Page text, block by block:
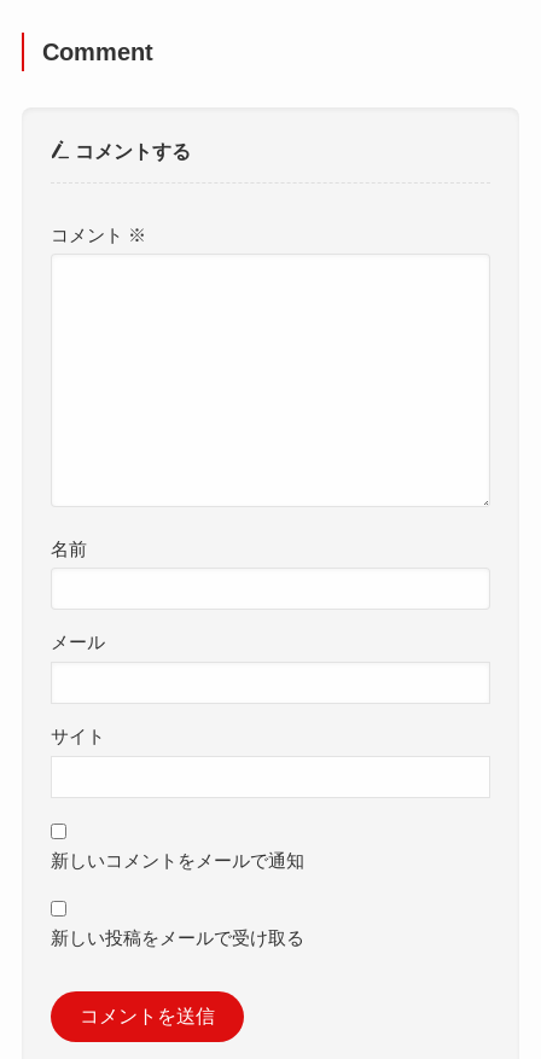
Comment
コメントする
コメント ※
名前
メール
サイト
新しいコメントをメールで通知
新しい投稿をメールで受け取る